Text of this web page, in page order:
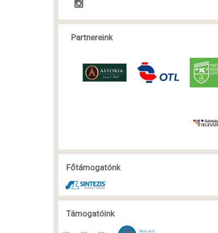
Partnereink
Főtámogatónk
Támogatóink